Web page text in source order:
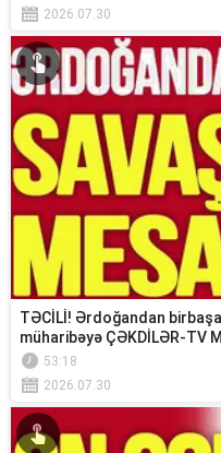
2026.07.30
TƏCİLİ! Ərdoğandan
müharibəyə ÇƏKDİLƏR-TV
53:18
2026.07.30